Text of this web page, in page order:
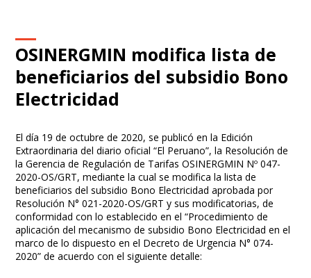
OSINERGMIN modifica lista de
beneficiarios del subsidio Bono
Electricidad
El día 19 de octubre de 2020, se publicó en la Edición
Extraordinaria del diario oficial “El Peruano”, la Resolución de
la Gerencia de Regulación de Tarifas OSINERGMIN Nº 047-
2020-OS/GRT, mediante la cual se modifica la lista de
beneficiarios del subsidio Bono Electricidad aprobada por
Resolución N° 021-2020-OS/GRT y sus modificatorias, de
conformidad con lo establecido en el “Procedimiento de
aplicación del mecanismo de subsidio Bono Electricidad en el
marco de lo dispuesto en el Decreto de Urgencia N° 074-
2020” de acuerdo con el siguiente detalle: